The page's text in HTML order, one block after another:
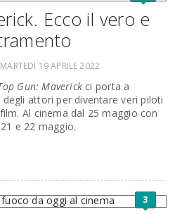
Ecco il vero e
MARTEDÌ 19 APRILE 2022
Gun: Maverick ci porta a
attori per diventare veri piloti
Al cinema dal 25 maggio con
e 22 maggio.
3